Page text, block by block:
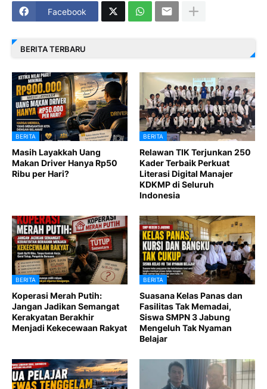
Facebook
BERITA TERBARU
BERITA
Masih Layakkah Uang
Makan Driver Hanya Rp50
Ribu per Hari?
BERITA
Relawan TIK Terjunkan 250
Kader Terbaik Perkuat
Literasi Digital Manajer
KDKMP di Seluruh
Indonesia
BERITA
Koperasi Merah Putih:
Jangan Jadikan Semangat
Kerakyatan Berakhir
Menjadi Kekecewaan Rakyat
BERITA
Suasana Kelas Panas dan
Fasilitas Tak Memadai,
Siswa SMPN 3 Jabung
Mengeluh Tak Nyaman
Belajar